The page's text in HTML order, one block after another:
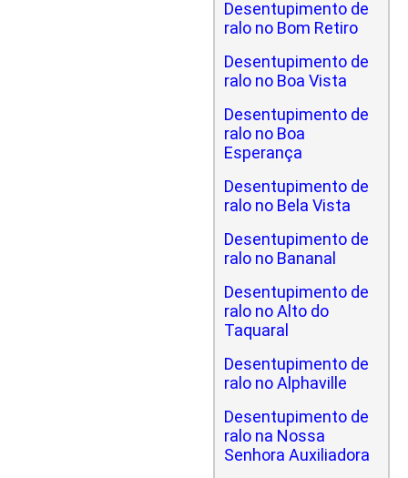
Desentupimento de
ralo no Bom Retiro
Desentupimento de
ralo no Boa Vista
Desentupimento de
ralo no Boa
Esperança
Desentupimento de
ralo no Bela Vista
Desentupimento de
ralo no Bananal
Desentupimento de
ralo no Alto do
Taquaral
Desentupimento de
ralo no Alphaville
Desentupimento de
ralo na Nossa
Senhora Auxiliadora